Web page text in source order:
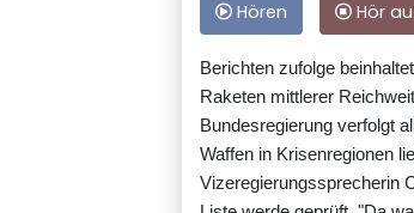
Hören Hör
Berichten zufolge
Raketen mittlerer
Bundesregierung verfolgt
Waffen in Krisenregionen
Vizeregierungssprecherin